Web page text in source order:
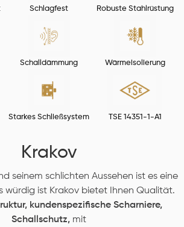
Schlagfest Robuste Stahlrüstung
Schalldämmung Wärmeisolierung
Starkes Schließsystem TSE 14351-1-A1
Krakov
seinem schlichten Aussehen ist es eine
würdig ist Krakov bietet Ihnen Qualität.
kundenspezifische Scharniere,
Schallschutz, mit